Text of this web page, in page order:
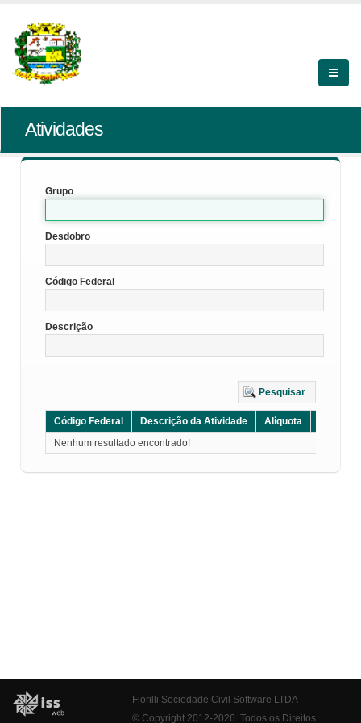
Atividades
Grupo
Desdobro
Código Federal
Descrição
Pesquisar
Código Federal Descrição da Atividade Alíquota
Nenhum resultado encontrado!
Fiorilli Sociedade Civil Software LTDA
© Copyright 2012-2026. Todos os Direitos